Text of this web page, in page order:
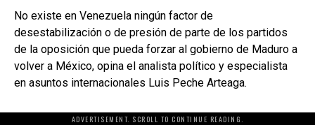
No existe en Venezuela ningún factor de
desestabilización o de presión de parte de los partidos
de la oposición que pueda forzar al gobierno de Maduro a
volver a México, opina el analista político y especialista
en asuntos internacionales Luis Peche Arteaga.
ADVERTISEMENT. SCROLL TO CONTINUE READING.